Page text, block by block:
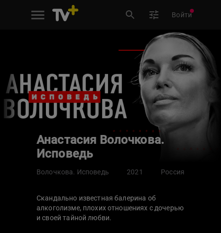
Войти
Анастасия Волочкова.
Исповедь
Волочкова. Исповедь 2021 Россия
Скандально известная балерина об
алкоголизме, плохих отношениях с дочерью
и своей тайной любви.